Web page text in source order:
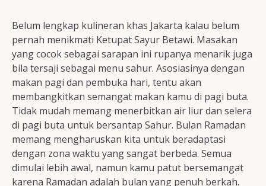
Resep Sayuran
Semua Resep
Belum lengkap kulineran khas Jakarta kalau belum
pernah menikmati Ketupat Sayur Betawi. Masakan
yang cocok sebagai sarapan ini rupanya menarik juga
bila tersaji sebagai menu sahur. Asosiasinya dengan
makan pagi dan pembuka hari, tentu akan
membangkitkan semangat makan kamu di pagi buta.
Tidak mudah memang menerbitkan air liur dan selera
di pagi buta untuk bersantap Sahur. Bulan Ramadan
memang mengharuskan kita untuk beradaptasi
dengan zona waktu yang sangat berbeda. Semua
dimulai lebih awal, namun kamu patut bersemangat
karena Ramadan adalah bulan yang penuh berkah.